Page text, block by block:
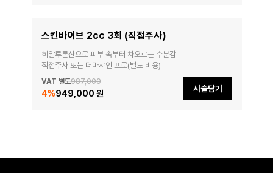
스킨바이브 2cc 3회 (직접주사)
히알루론산으로 피부 속부터 차오르는 수분감
직접주사 또는 더마샤인 프로(별도 비용)
VAT 별도987,000
4%949,000 원 시술담기